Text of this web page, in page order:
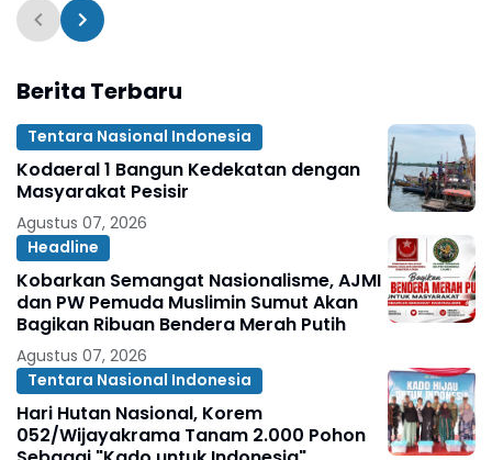
Berita Terbaru
Tentara Nasional Indonesia
Kodaeral 1 Bangun Kedekatan dengan
Masyarakat Pesisir ‎
Agustus 07, 2026
Headline
Kobarkan Semangat Nasionalisme, AJMI
dan PW Pemuda Muslimin Sumut Akan
Bagikan Ribuan Bendera Merah Putih
Agustus 07, 2026
Tentara Nasional Indonesia
Hari Hutan Nasional, Korem
052/Wijayakrama Tanam 2.000 Pohon